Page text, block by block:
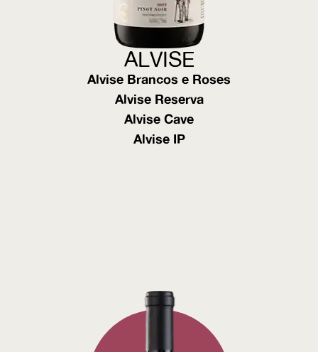
ALVISE
Alvise Brancos e Roses
Alvise Reserva
Alvise Cave
Alvise IP